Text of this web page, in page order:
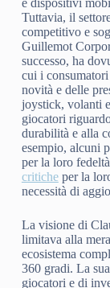
e dispositivi
Tuttavia, il
competitivo e
Guillemot
successo, ha
cui i
novità e delle
joystick, volanti
giocatori
durabilità e alla
esempio, alcuni
per la loro
criticheper la
necessità di
La visione di
limitava alla
ecosistema
360 gradi. La
giocatori e di